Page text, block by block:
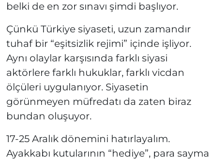
belki de en zor sınavı şimdi başlıyor.
Çünkü Türkiye siyaseti, uzun zamandır
tuhaf bir “eşitsizlik rejimi” içinde işliyor.
Aynı olaylar karşısında farklı siyasi
aktörlere farklı hukuklar, farklı vicdan
ölçüleri uygulanıyor. Siyasetin
görünmeyen müfredatı da zaten biraz
bundan oluşuyor.
17-25 Aralık dönemini hatırlayalım.
Ayakkabı kutularının “hediye”, para sayma